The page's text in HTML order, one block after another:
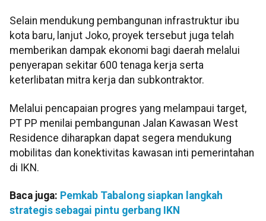
Selain mendukung pembangunan infrastruktur ibu
kota baru, lanjut Joko, proyek tersebut juga telah
memberikan dampak ekonomi bagi daerah melalui
penyerapan sekitar 600 tenaga kerja serta
keterlibatan mitra kerja dan subkontraktor.
Melalui pencapaian progres yang melampaui target,
PT PP menilai pembangunan Jalan Kawasan West
Residence diharapkan dapat segera mendukung
mobilitas dan konektivitas kawasan inti pemerintahan
di IKN.
Baca juga: Pemkab Tabalong siapkan langkah
strategis sebagai pintu gerbang IKN